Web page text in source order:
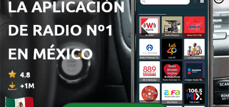
COPE - Episodio 20
Partido Podcast
El Partido - Episodio 811
05 mar. 2026
Pionero del Fútbol Nacional 🔴⚫🇦🇷
Pionero del Fútbol Nacional - Episodio 2